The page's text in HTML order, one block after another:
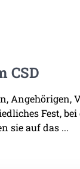
CSD
Fest,
sie auf das ...